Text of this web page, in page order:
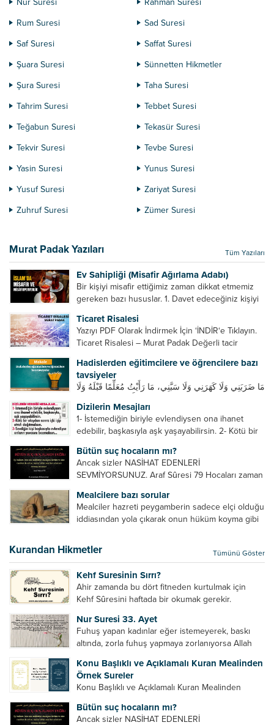
Rum Suresi
Sad Suresi
Saf Suresi
Saffat Suresi
Şuara Suresi
Sünnetten Hikmetler
Şura Suresi
Taha Suresi
Tahrim Suresi
Tebbet Suresi
Teğabun Suresi
Tekasür Suresi
Tekvir Suresi
Tevbe Suresi
Yasin Suresi
Yunus Suresi
Yusuf Suresi
Zariyat Suresi
Zuhruf Suresi
Zümer Suresi
Murat Padak Yazıları Tüm Yazıları
Ev Sahipliği (Misafir Ağırlama Adabı)
Bir kişiyi misafir ettiğimiz zaman dikkat etmemiz
gereken bazı hususlar. 1. Davet edeceğiniz kişiyi
önce, bir hafta önce veya gün içinde davet edin....
Ticaret Risalesi
Yazıyı PDF Olarak İndirmek İçin ‘İNDİR‘e Tıklayın.
Ticaret Risalesi – Murat Padak Değerli tacir
ticaret yapmaktır. Peygamber efendimiz de ticaret
yapmıştır. Hz. Hatice...
Hadislerden eğitimcilere ve öğrencilere bazı
tavsiyeler
مَا ضَرَبَنِي وَلَا كَهَرَنِي وَلَا سَبَّنِي، مَا رَأَيْتُ مُعَلِّمًا قَبْلَهُ وَلَا
ve sellem beni dövmedi, azarlamadı ve bana
sövmedi. Ben ne ondan önce...
Dizilerin Mesajları
1- İstemediğin biriyle evlendiysen ona ihanet
edebilir, başkasıyla aşk yaşayabilirsin. 2- Kötü bir
Sevdiğin kişi başkasıyla evlendiyse onların
yuvasını bozmalısın. 4- Hiçbir dizide...
Bütün suç hocaların mı?
Ancak sizler NASİHAT EDENLERİ
SEVMİYORSUNUZ. Araf Sûresi 79 Hocaları zaman
geliştirmeleri hususunda bazen açık bazen gizli
tenkitlerde bulunmuşuzdur. Örneğin hocalarda
olması gereken hususları sıralar ve...
Mealcilere bazı sorular
Mealciler hazreti peygamberin sadece elçi olduğu
iddiasından yola çıkarak onun hüküm koyma gibi
elçilik yaptığı makam adına teşri yapamaz. Sadece
elçi kelimesinin manasından...
Kurandan Hikmetler Tümünü Göster
Kehf Suresinin Sırrı?
Ahir zamanda bu dört fitneden kurtulmak için
Kehf Sûresini haftada bir okumak gerekir.
din algısı, yanlış din öğreten hoca algısını yenmek
vb. Dini doğru...
Nur Suresi 33. Ayet
Fuhuş yapan kadınlar eğer istemeyerek, baskı
altında, zorla fuhuş yapmaya zorlanıyorsa Allah
cariyelerinizi dünya hayatının menfaatini elde
etmek için fuhuş yapmaya zorlamayın. Her...
Konu Başlıklı ve Açıklamalı Kuran Mealinden
Örnek Sureler
Konu Başlıklı ve Açıklamalı Kuran Mealinden
Bütün suç hocaların mı?
Ancak sizler NASİHAT EDENLERİ